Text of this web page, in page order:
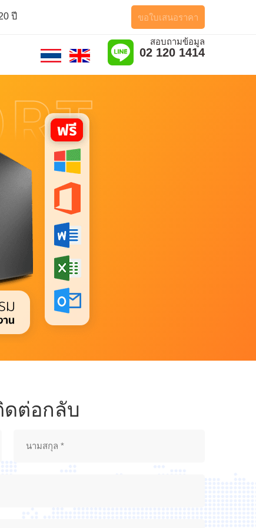
ปี ขอใบเสนอราคา
สอบถามข้อมูล
02 120 1414
ดต่อกลับ